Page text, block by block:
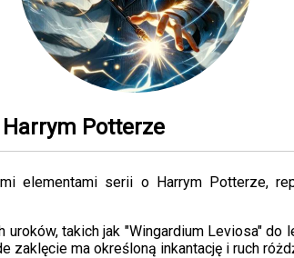
Potterze
elementami serii o Harrym Potterze,
takich jak "Wingardium Leviosa" do
zaklęcie ma określoną inkantację i ruch